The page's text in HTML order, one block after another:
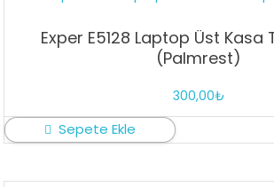
Exper E5128 Laptop Üst
(Palmrest)
300,00₺
Sepete Ekle